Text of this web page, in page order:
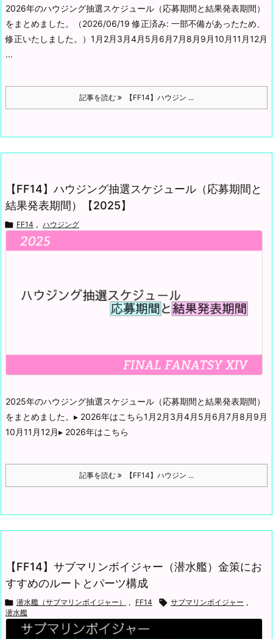
2026年のハウジング抽選スケジュール（応募期間と結果発表期間）
をまとめました。
（2026/06/19 修正済み: 一部不備があったため、
修正いたしました。） 1月2月3月4月5月6月7月8月9月10月11月12月
...
記事を読む 【FF14】ハウジン ...
【FF14】ハウジング抽選スケジュール（応募期間と
結果発表期間）【2025】
 FF14 , ハウジング
2025年のハウジング抽選スケジュール（応募期間と結果発表期間）
をまとめました。 ▸ 2026年はこちら1月2月3月4月5月6月7月8月9月
10月11月12月▸ 2026年はこちら
記事を読む 【FF14】ハウジン ...
【FF14】サブマリンボイジャー（潜水艦）金策にお
すすめのルートとパーツ構成
 潜水艦（サブマリンボイジャー） , FF14  サブマリンボイジャー ,
潜水艦